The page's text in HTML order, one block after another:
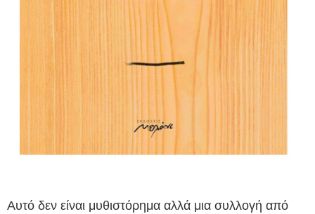
Αυτό δεν είναι μυθιστόρημα αλλά μια συλλογή από